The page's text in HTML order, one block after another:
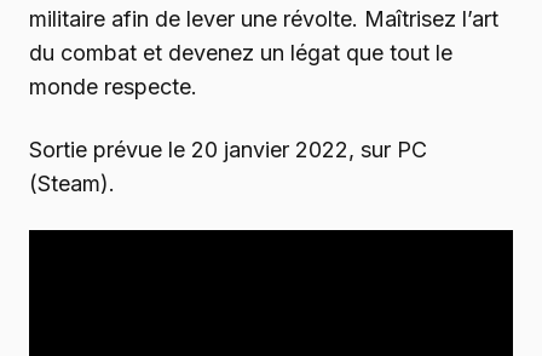
militaire afin de lever une révolte. Maîtrisez l’art
du combat et devenez un légat que tout le
monde respecte.
Sortie prévue le 20 janvier 2022, sur PC
(Steam).